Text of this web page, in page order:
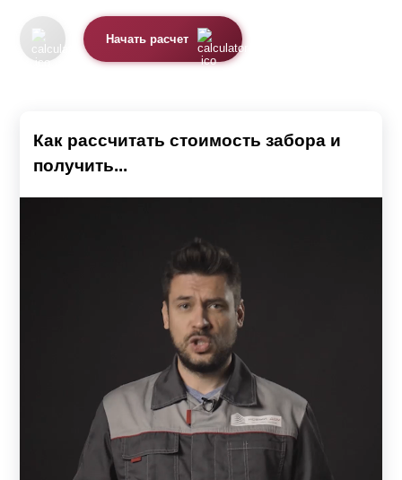
Начать расчет
Как рассчитать стоимость забора и
получить...